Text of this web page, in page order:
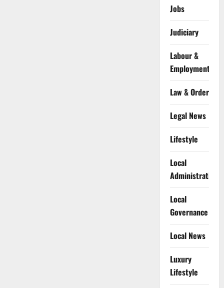
Jobs
Judiciary
Labour &
Employment
Law & Order
Legal News
Lifestyle
Local
Administration
Local
Governance
Local News
Luxury
Lifestyle